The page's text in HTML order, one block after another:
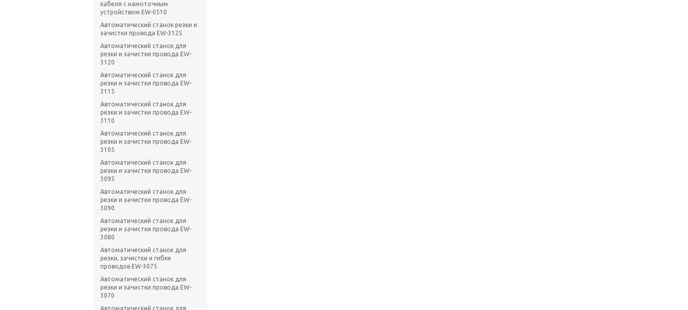
кабеля с намоточным
устройством EW-0510
Автоматический станок резки и
зачистки провода EW-3125
Автоматический станок для
резки и зачистки провода EW-
3120
Автоматический станок для
резки и зачистки провода EW-
3115
Автоматический станок для
резки и зачистки провода EW-
3110
Автоматический станок для
резки и зачистки провода EW-
3105
Автоматический станок для
резки и зачистки провода EW-
3095
Автоматический станок для
резки и зачистки провода EW-
3090
Автоматический станок для
резки и зачистки провода EW-
3080
Автоматический станок для
резки, зачистки и гибки
проводов EW-3075
Автоматический станок для
резки и зачистки провода EW-
3070
Автоматический станок для